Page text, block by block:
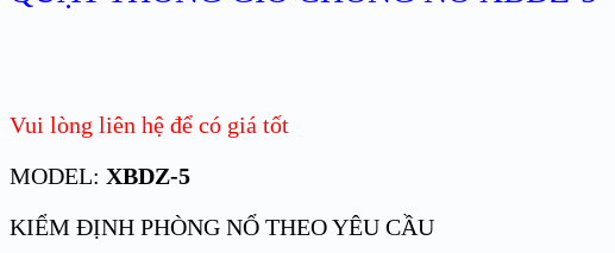
Vui lòng liên hệ để có giá tốt
MODEL: XBDZ-5
KIỂM ĐỊNH PHÒNG NỔ THEO YÊU CẦU